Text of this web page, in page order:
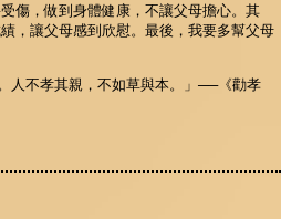
傷，做到身體健康，不讓父母擔心。其
，讓父母感到欣慰。最後，我要多幫父母
人不孝其親，不如草與本。」──《勸孝